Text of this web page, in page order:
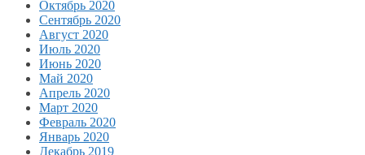
Октябрь 2020
Сентябрь 2020
Август 2020
Июль 2020
Июнь 2020
Май 2020
Апрель 2020
Март 2020
Февраль 2020
Январь 2020
Декабрь 2019